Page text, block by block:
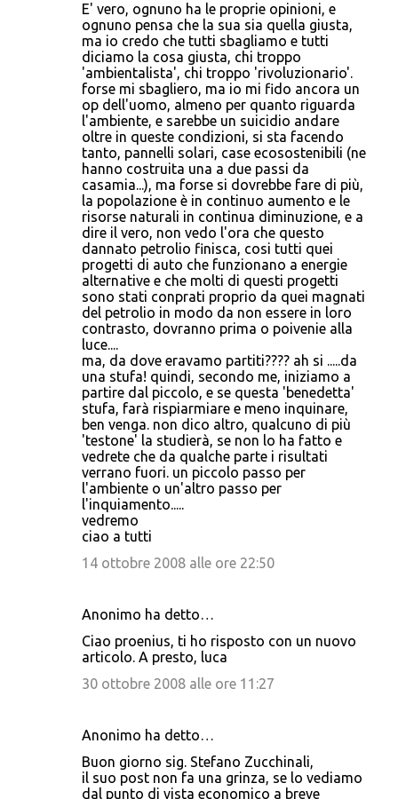
E' vero, ognuno ha le proprie opinioni, e
ognuno pensa che la sua sia quella giusta,
ma io credo che tutti sbagliamo e tutti
diciamo la cosa giusta, chi troppo
'ambientalista', chi troppo 'rivoluzionario'.
forse mi sbagliero, ma io mi fido ancora un
op dell'uomo, almeno per quanto riguarda
l'ambiente, e sarebbe un suicidio andare
oltre in queste condizioni, si sta facendo
tanto, pannelli solari, case ecosostenibili (ne
hanno costruita una a due passi da
casamia...), ma forse si dovrebbe fare di più,
la popolazione è in continuo aumento e le
risorse naturali in continua diminuzione, e a
dire il vero, non vedo l'ora che questo
dannato petrolio finisca, cosi tutti quei
progetti di auto che funzionano a energie
alternative e che molti di questi progetti
sono stati conprati proprio da quei magnati
del petrolio in modo da non essere in loro
contrasto, dovranno prima o poivenie alla
luce....
ma, da dove eravamo partiti???? ah si .....da
una stufa! quindi, secondo me, iniziamo a
partire dal piccolo, e se questa 'benedetta'
stufa, farà rispiarmiare e meno inquinare,
ben venga. non dico altro, qualcuno di più
'testone' la studierà, se non lo ha fatto e
vedrete che da qualche parte i risultati
verrano fuori. un piccolo passo per
l'ambiente o un'altro passo per
l'inquiamento.....
vedremo
ciao a tutti
14 ottobre 2008 alle ore 22:50
Anonimo ha detto…
Ciao proenius, ti ho risposto con un nuovo
articolo. A presto, luca
30 ottobre 2008 alle ore 11:27
Anonimo ha detto…
Buon giorno sig. Stefano Zucchinali,
il suo post non fa una grinza, se lo vediamo
dal punto di vista economico a breve